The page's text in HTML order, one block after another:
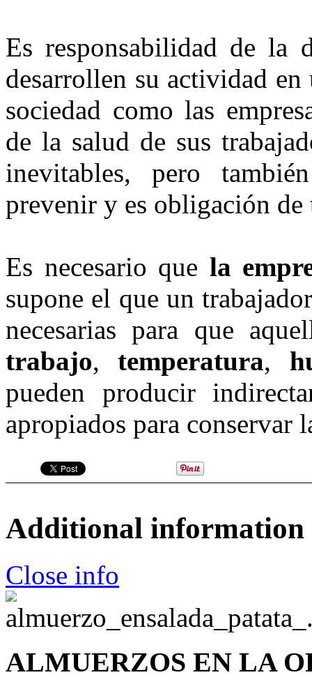
Es responsabilidad de la
desarrollen su actividad
sociedad como las
de la salud de sus
inevitables, pero
prevenir y es obligación
Es necesario que la
supone el que un
necesarias para que
trabajo,temperatura,
pueden producir
apropiados para conservar
Additional information
Close info
ALMUERZOS EN LA